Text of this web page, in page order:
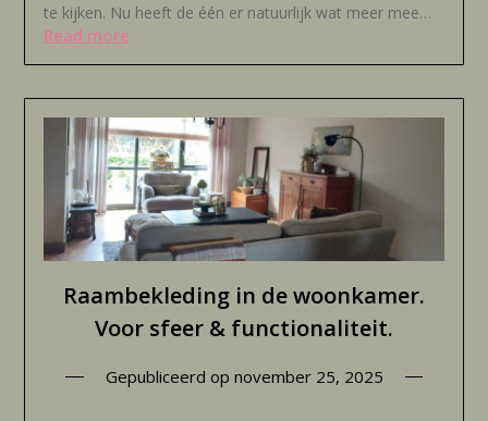
te kijken. Nu heeft de één er natuurlijk wat meer mee…
Read more
Raambekleding in de woonkamer.
Voor sfeer & functionaliteit.
Gepubliceerd op november 25, 2025